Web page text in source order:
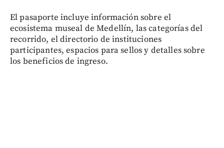
El pasaporte incluye información sobre el
ecosistema museal de Medellín, las categorías del
recorrido, el directorio de instituciones
participantes, espacios para sellos y detalles sobre
los beneficios de ingreso.